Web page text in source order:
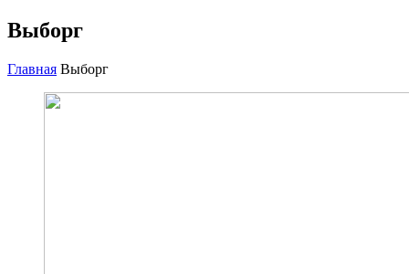
Выборг
Главная Выборг